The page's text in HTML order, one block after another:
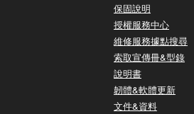
保固說明
授權服務中心
維修服務據點搜尋
索取宣傳冊&型錄
說明書
韌體&軟體更新
文件&資料